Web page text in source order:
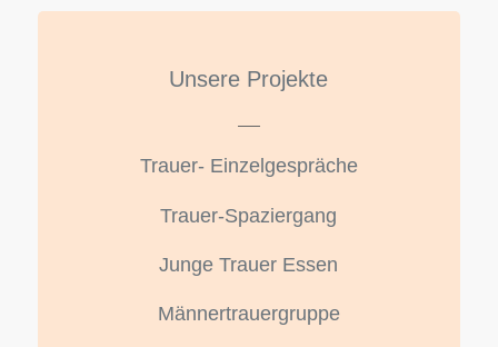
Unsere Projekte
Trauer- Einzelgespräche
Trauer-Spaziergang
Junge Trauer Essen
Männertrauergruppe